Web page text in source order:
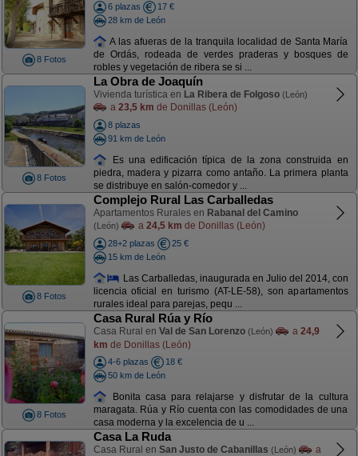
8 Fotos
6 plazas
17 €
28 km de León
A las afueras de la tranquila localidad de Santa María
de Ordás, rodeada de verdes praderas y bosques de
robles y vegetación de ribera se si ...
8 Fotos
La Obra de Joaquín
Vivienda turística en La Ribera de Folgoso (León)
a 23,5 km de Donillas (León)
8 plazas
91 km de León
Es una edificación típica de la zona construida en
piedra, madera y pizarra como antaño. La primera planta
se distribuye en salón-comedor y ...
8 Fotos
Complejo Rural Las Carballedas
Apartamentos Rurales en Rabanal del Camino
(León) a 24,5 km de Donillas (León)
28+2 plazas
25 €
15 km de León
Las Carballedas, inaugurada en Julio del 2014, con
licencia oficial en turismo (AT-LE-58), son apartamentos
rurales ideal para parejas, pequ ...
8 Fotos
Casa Rural Rúa y Río
Casa Rural en Val de San Lorenzo (León) a 24,9
km de Donillas (León)
4-6 plazas
18 €
50 km de León
Bonita casa para relajarse y disfrutar de la cultura
maragata. Rúa y Río cuenta con las comodidades de una
casa moderna y la excelencia de u ...
Casa La Ruda
Casa Rural en San Justo de Cabanillas (León)
a